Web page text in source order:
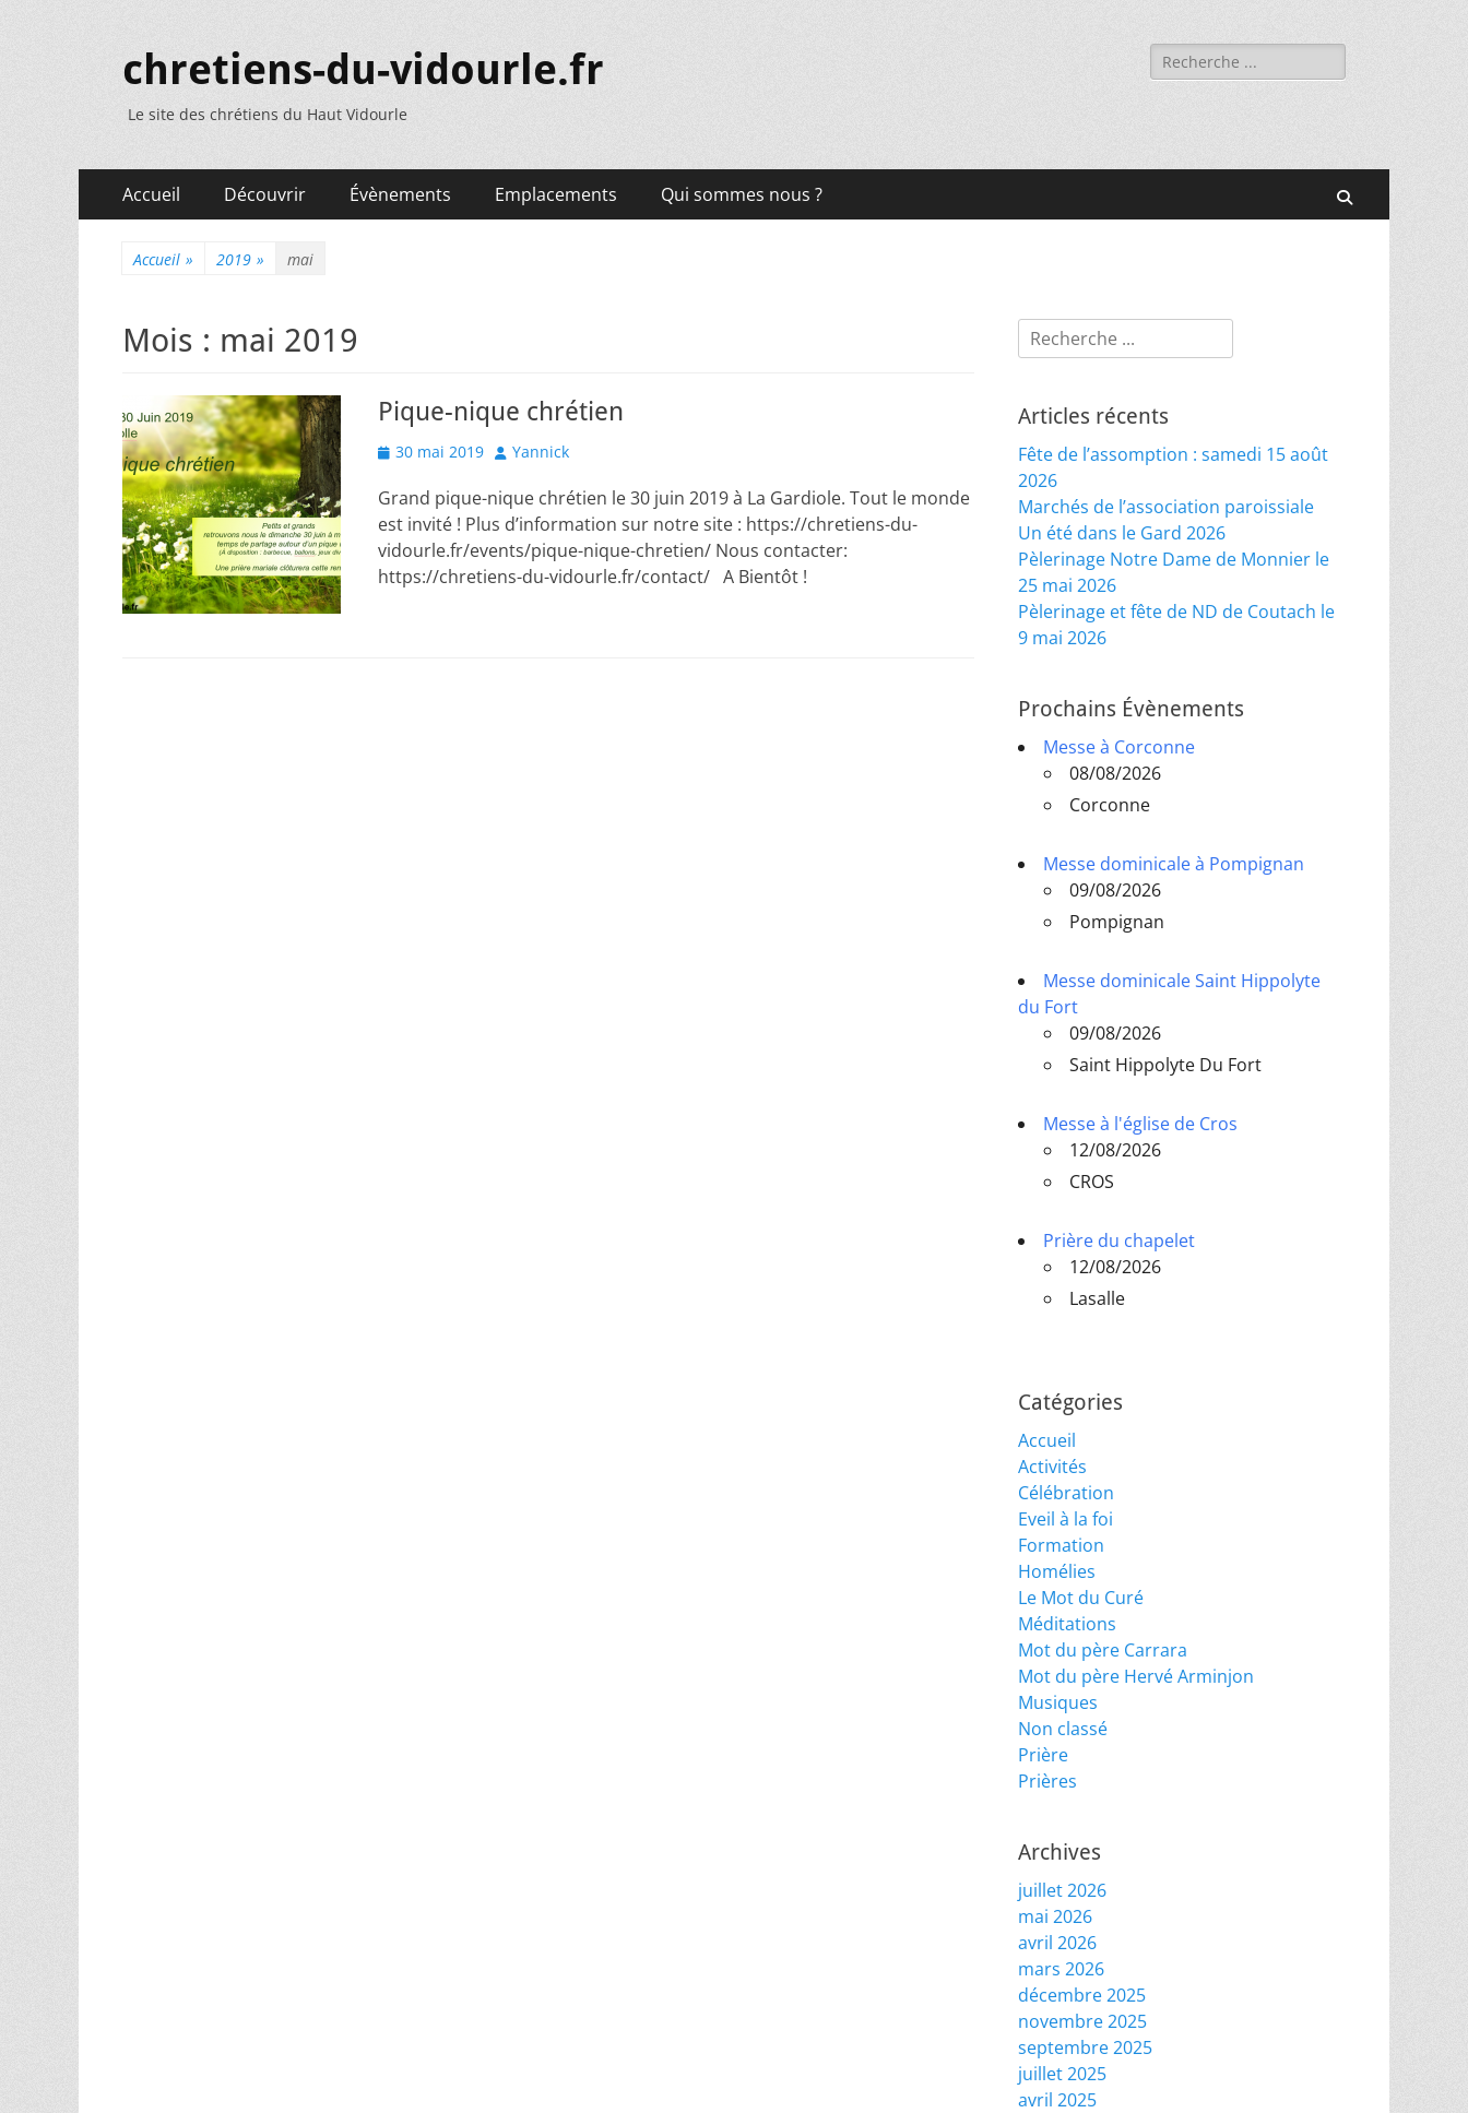
chretiens-du-vidourle.fr
Le site des chrétiens du Haut Vidourle
Rechercher :
Menu
principal
Accueil Découvrir Évènements Emplacements Qui sommes nous ?
Accueil » 2019 » mai
Mois : mai 2019
Pique-nique chrétien
Posted
30 mai 2019 Author
Yannick
Grand pique-nique chrétien le 30 juin 2019 à La Gardiole. Tout le monde
est invité ! Plus d’information sur notre site : https://chretiens-du-
vidourle.fr/events/pique-nique-chretien/ Nous contacter:
https://chretiens-du-vidourle.fr/contact/ A Bientôt !
Rechercher :
Articles récents
Fête de l’assomption : samedi 15 août
2026
Marchés de l’association paroissiale
Un été dans le Gard 2026
Pèlerinage Notre Dame de Monnier le
25 mai 2026
Pèlerinage et fête de ND de Coutach le
9 mai 2026
Prochains Évènements
Messe à Corconne
08/08/2026
Corconne
Messe dominicale à Pompignan
09/08/2026
Pompignan
Messe dominicale Saint Hippolyte
du Fort
09/08/2026
Saint Hippolyte Du Fort
Messe à l'église de Cros
12/08/2026
CROS
Prière du chapelet
12/08/2026
Lasalle
Catégories
Accueil
Activités
Célébration
Eveil à la foi
Formation
Homélies
Le Mot du Curé
Méditations
Mot du père Carrara
Mot du père Hervé Arminjon
Musiques
Non classé
Prière
Prières
Archives
juillet 2026
mai 2026
avril 2026
mars 2026
décembre 2025
novembre 2025
septembre 2025
juillet 2025
avril 2025